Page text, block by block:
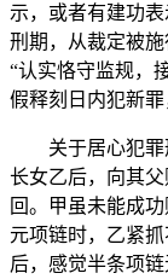
示，或者有建功
刑期，从裁定被
“认实恪守监规，
假释刻日内犯新罪
关于居心犯罪
长女乙后，向其
回。甲虽未能成
元项链时，乙紧
后，感觉半条项